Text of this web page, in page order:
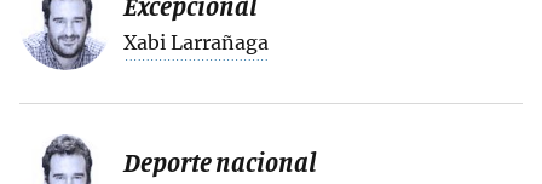
Xabi Larrañaga
Deporte nacional